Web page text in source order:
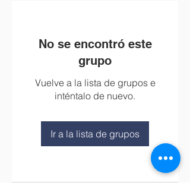
No se encontró este
grupo
Vuelve a la lista de grupos e
inténtalo de nuevo.
Ir a la lista de grupos